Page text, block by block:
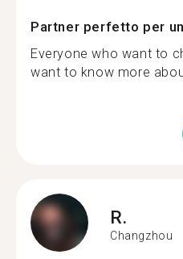
Partner perfetto per
Everyone who want to
want to know more
R.
Changzhou